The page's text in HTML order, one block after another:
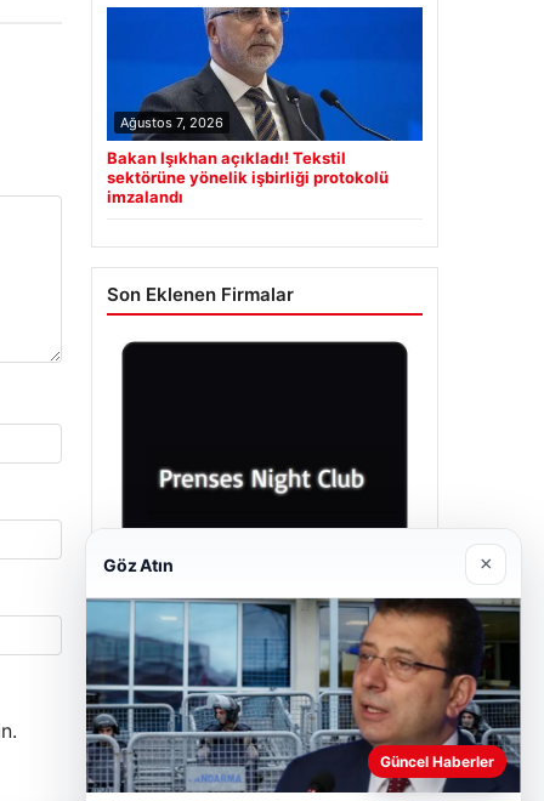
Ağustos 7, 2026
Bakan Işıkhan açıkladı! Tekstil
sektörüne yönelik işbirliği protokolü
imzalandı
Son Eklenen Firmalar
Prenses Night Club
Nisan 29, 2026
Göz Atın ×
Güncel Haberler